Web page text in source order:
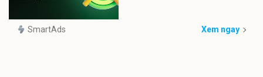
SmartAds Xem ngay